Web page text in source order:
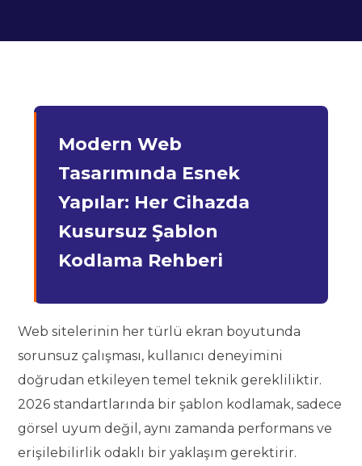
Modern Web
Tasarımında Esnek
Yapılar: Her Cihazda
Kusursuz Şablon
Kodlama Rehberi
Web sitelerinin her türlü ekran boyutunda
sorunsuz çalışması, kullanıcı deneyimini
doğrudan etkileyen temel teknik gerekliliktir.
2026 standartlarında bir şablon kodlamak, sadece
görsel uyum değil, aynı zamanda performans ve
erişilebilirlik odaklı bir yaklaşım gerektirir.